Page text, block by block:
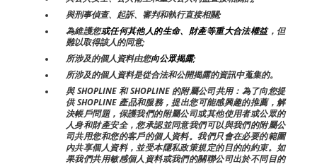
與刑事偵查、起訴、審判和執行直接相關;
為維護您或任何其他人的生命、財產等重大合法權益，但
難以取得該人的同意;
所涉及的個人資料由您向公眾揭露;
所涉及的個人資料是從合法和公開揭露的資訊中蒐集的。
與 SHOPLINE 和 SHOPLINE 的附屬公司共用：為了向您提
供 SHOPLINE 產品和服務，提出您可能感興趣的推薦，解
決帳戶問題，保護我們的附屬公司或其他使用者或公眾的
人身和財產安全，您承認並同意我們可以與我們的附屬公
司共用您和您的客戶的個人資料。我們只會在必要的範圍
內共享個人資料，並受本隱私政策規定的目的的約束。如
果我們共用敏感個人資料或我們的關聯公司出於不同目的